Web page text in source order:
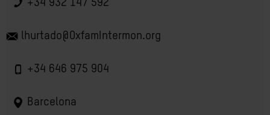
+34 932 147 592
lhurtado@OxfamIntermon.org
+34 646 975 904
Barcelona